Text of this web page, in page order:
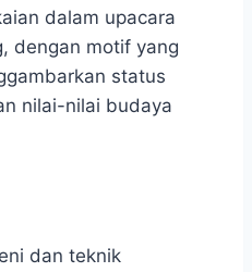
dalam upacara
dengan motif yang
status
nilai-nilai budaya
dan teknik